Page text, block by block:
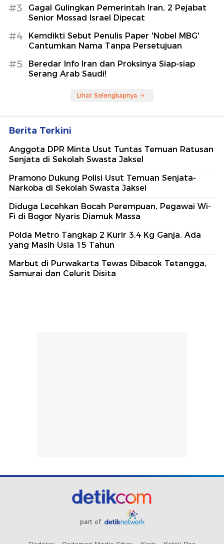
#3
Gagal Gulingkan Pemerintah Iran, 2 Pejabat
Senior Mossad Israel Dipecat
#4
Kemdikti Sebut Penulis Paper 'Nobel MBG'
Cantumkan Nama Tanpa Persetujuan
#5
Beredar Info Iran dan Proksinya Siap-siap
Serang Arab Saudi!
Lihat Selengkapnya
Berita Terkini
Anggota DPR Minta Usut Tuntas Temuan Ratusan
Senjata di Sekolah Swasta Jaksel
Pramono Dukung Polisi Usut Temuan Senjata-
Narkoba di Sekolah Swasta Jaksel
Diduga Lecehkan Bocah Perempuan, Pegawai Wi-
Fi di Bogor Nyaris Diamuk Massa
Polda Metro Tangkap 2 Kurir 3,4 Kg Ganja, Ada
yang Masih Usia 15 Tahun
Marbut di Purwakarta Tewas Dibacok Tetangga,
Samurai dan Celurit Disita
part of